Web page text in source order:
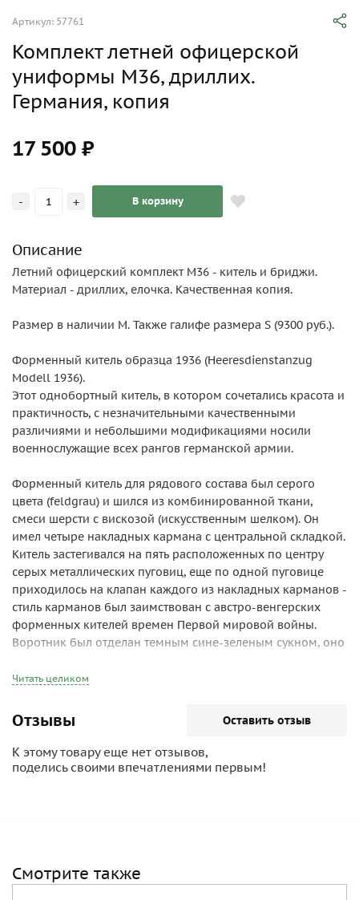
Артикул: 57761
Комплект летней офицерской
униформы М36, дриллих.
Германия, копия
17 500 ₽
- + В корзину
Описание
Летний офицерский комплект М36 - китель и бриджи.
Материал - дриллих, елочка. Качественная копия.
Размер в наличии М. Также галифе размера S (9300 руб.).
Форменный китель образца 1936 (Heeresdienstanzug
Modell 1936).
Этот однобортный китель, в котором сочетались красота и
практичность, с незначительными качественными
различиями и небольшими модификациями носили
военнослужащие всех рангов германской армии.
Форменный китель для рядового состава был серого
цвета (feldgrau) и шился из комбинированной ткани,
смеси шерсти с вискозой (искусственным шелком). Он
имел четыре накладных кармана с центральной складкой.
Китель застегивался на пять расположенных по центру
серых металлических пуговиц, еще по одной пуговице
приходилось на клапан каждого из накладных карманов -
стиль карманов был заимствован с австро-венгерских
форменных кителей времен Первой мировой войны.
Воротник был отделан темным сине-зеленым сукном, оно
эмблемы, расположенной справа над клапаном правого
петлиц на воротнике, знаков отличия и принадлежности к
роду войск.
По три обметанных петли для ременных крюков
Погоны из темного сине-зеленого сукна обычно делались
Читать целиком
Отзывы Оставить отзыв
К этому товару еще нет отзывов,
поделись своими впечатлениями первым!
Смотрите также